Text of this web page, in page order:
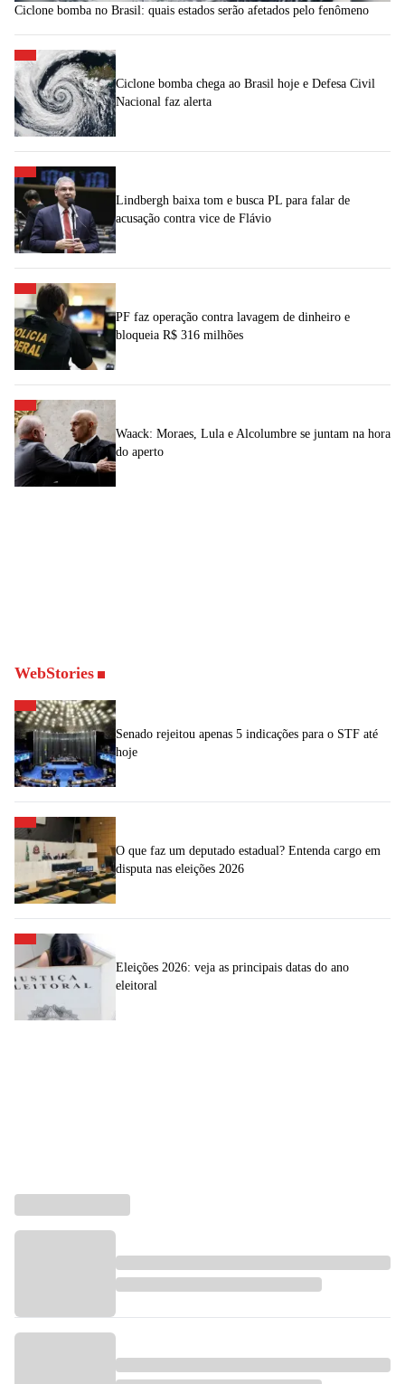
Ciclone bomba no Brasil: quais estados serão afetados pelo fenômeno
Ciclone bomba chega ao Brasil hoje e Defesa Civil
Nacional faz alerta
Lindbergh baixa tom e busca PL para falar de
acusação contra vice de Flávio
PF faz operação contra lavagem de dinheiro e
bloqueia R$ 316 milhões
Waack: Moraes, Lula e Alcolumbre se juntam na hora
do aperto
WebStories
Senado rejeitou apenas 5 indicações para o STF até
hoje
O que faz um deputado estadual? Entenda cargo em
disputa nas eleições 2026
Eleições 2026: veja as principais datas do ano
eleitoral